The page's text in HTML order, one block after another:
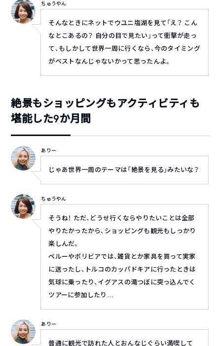
ちゅうやん
そんなときにネットでウユニ塩湖を見て「え？ こん
なとこあるの？ 自分の目で見たい」って衝撃が走っ
て、もしかして世界一周に行くなら、今のタイミング
がベストなんじゃないかって思ったんよ。
絶景もショッピングもアクティビティも
堪能した9か月間
ありー
じゃあ世界一周のテーマは「絶景を見る」みたいな？
ちゅうやん
そうね！ ただ、どうせ行くならやりたいことは全部
やりたかったから、ショッピングも観光もしっかり
楽しんだ。
ペルーやボリビアでは、雑貨とか家具を買って実家
に送ったし、トルコのカッパドキアに行ったときは
気球に乗ったり、イグアスの滝つぼに突っ込んでく
ツアーに参加したり…
ありー
普通に観光で訪れた人とおんなじぐらい満喫して